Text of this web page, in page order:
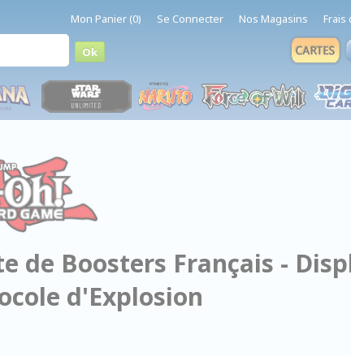
Mon Panier (0) Se Connecter Nos Magasins Frais
de Boosters Français -
d'Explosion